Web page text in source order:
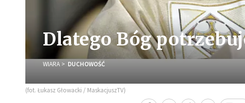
Dlatego Bóg
WIARA DUCHOWOŚĆ
(fot. Łukasz Głowacki / MaskacjuszTV)